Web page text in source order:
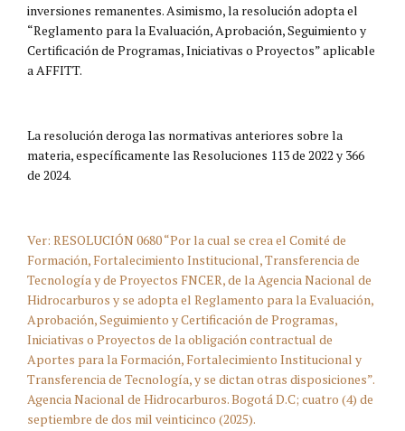
inversiones remanentes. Asimismo, la resolución adopta el
“Reglamento para la Evaluación, Aprobación, Seguimiento y
Certificación de Programas, Iniciativas o Proyectos” aplicable
a AFFITT.
La resolución deroga las normativas anteriores sobre la
materia, específicamente las Resoluciones 113 de 2022 y 366
de 2024.
Ver: RESOLUCIÓN 0680 “Por la cual se crea el Comité de
Formación, Fortalecimiento Institucional, Transferencia de
Tecnología y de Proyectos FNCER, de la Agencia Nacional de
Hidrocarburos y se adopta el Reglamento para la Evaluación,
Aprobación, Seguimiento y Certificación de Programas,
Iniciativas o Proyectos de la obligación contractual de
Aportes para la Formación, Fortalecimiento Institucional y
Transferencia de Tecnología, y se dictan otras disposiciones”.
Agencia Nacional de Hidrocarburos. Bogotá D.C; cuatro (4) de
septiembre de dos mil veinticinco (2025).